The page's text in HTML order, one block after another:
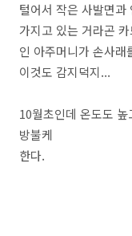
털어서 작은 사발면과
가지고 있는 거라곤
인 아주머니가 손사래
이것도 감지덕지...
10월초인데 온도도
방불케
한다.